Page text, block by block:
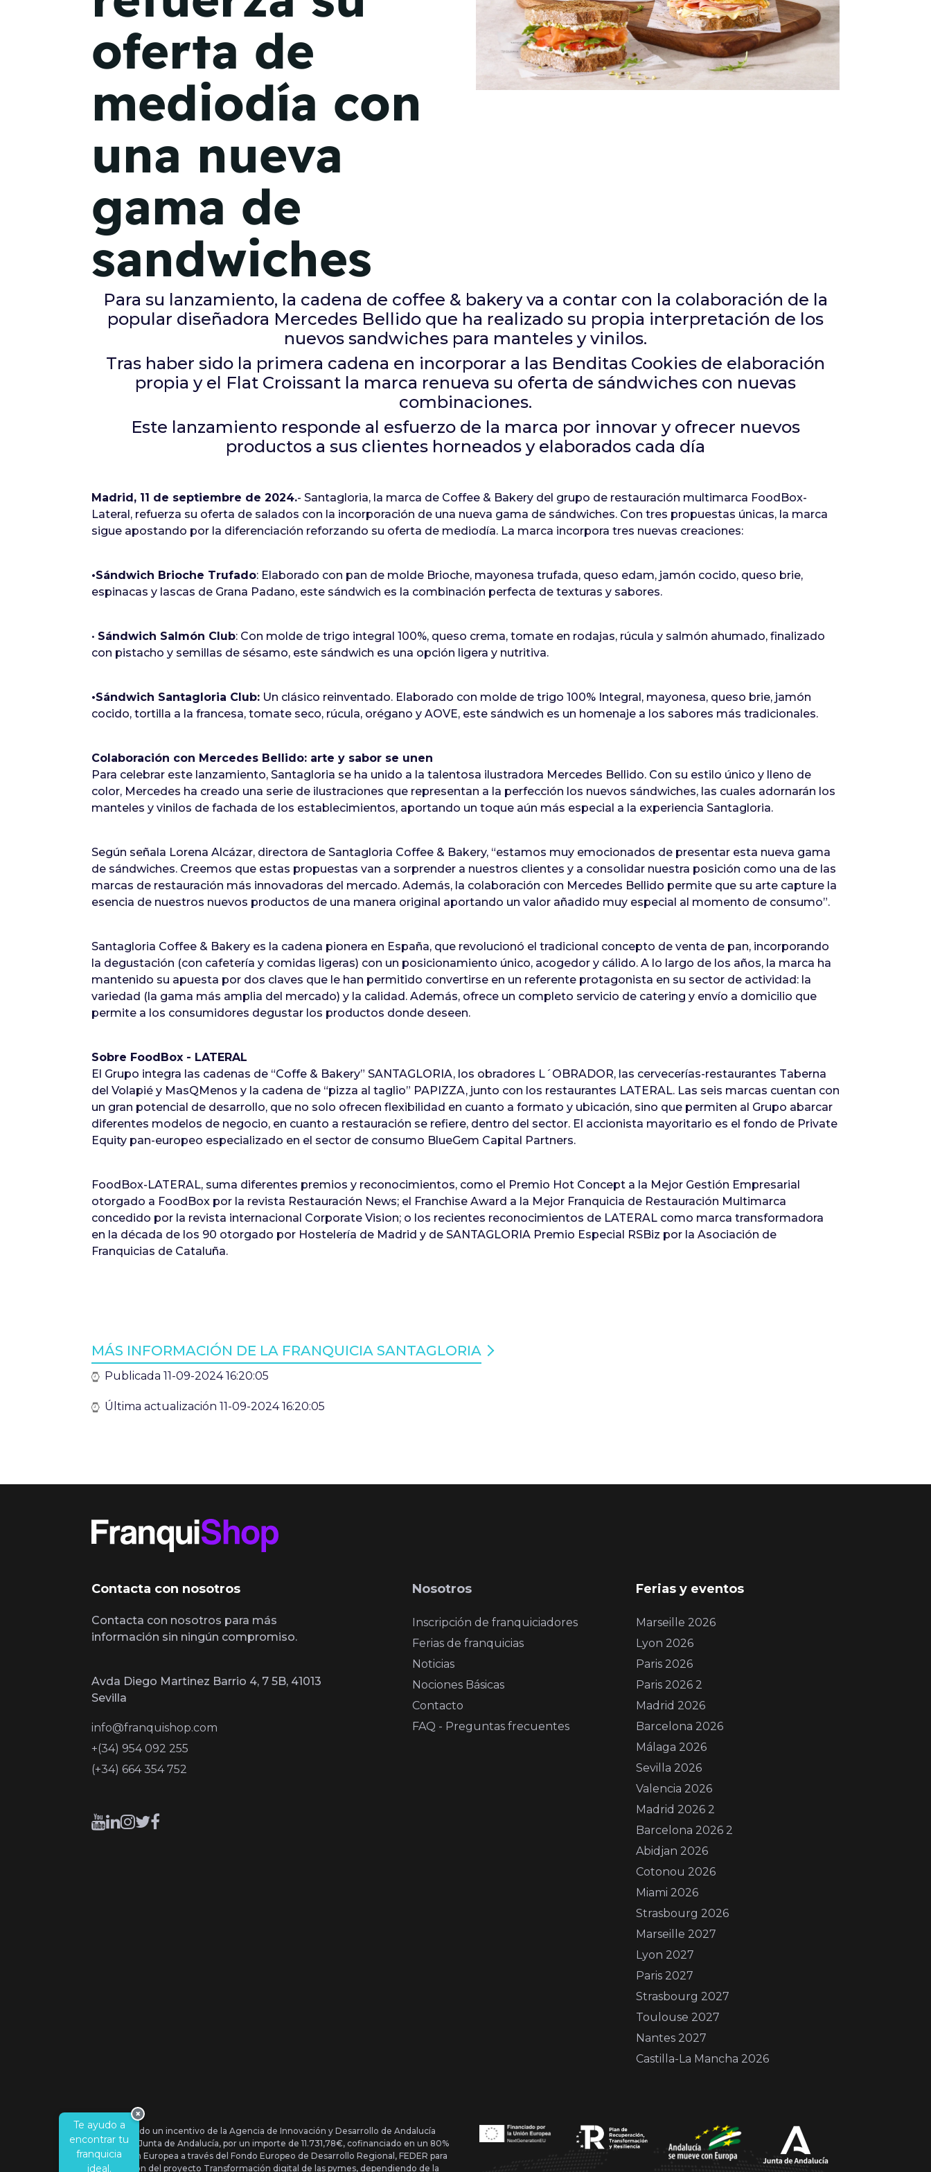
Madrid 2026 2 -08
Infórmate
oferta de
mediodía con
una nueva
gama de
sandwiches
Para su lanzamiento, la cadena de coffee & bakery va a contar con la colaboración de la
popular diseñadora Mercedes Bellido que ha realizado su propia interpretación de los
nuevos sandwiches para manteles y vinilos.
Tras haber sido la primera cadena en incorporar a las Benditas Cookies de elaboración
propia y el Flat Croissant la marca renueva su oferta de sándwiches con nuevas
combinaciones.
Este lanzamiento responde al esfuerzo de la marca por innovar y ofrecer nuevos
productos a sus clientes horneados y elaborados cada día
Madrid, 11 de septiembre de 2024.- Santagloria, la marca de Coffee & Bakery del grupo de restauración multimarca FoodBox-
Lateral, refuerza su oferta de salados con la incorporación de una nueva gama de sándwiches. Con tres propuestas únicas, la marca
sigue apostando por la diferenciación reforzando su oferta de mediodía. La marca incorpora tres nuevas creaciones:
•Sándwich Brioche Trufado: Elaborado con pan de molde Brioche, mayonesa trufada, queso edam, jamón cocido, queso brie,
espinacas y lascas de Grana Padano, este sándwich es la combinación perfecta de texturas y sabores.
• Sándwich Salmón Club: Con molde de trigo integral 100%, queso crema, tomate en rodajas, rúcula y salmón ahumado, finalizado
con pistacho y semillas de sésamo, este sándwich es una opción ligera y nutritiva.
•Sándwich Santagloria Club: Un clásico reinventado. Elaborado con molde de trigo 100% Integral, mayonesa, queso brie, jamón
cocido, tortilla a la francesa, tomate seco, rúcula, orégano y AOVE, este sándwich es un homenaje a los sabores más tradicionales.
Colaboración con Mercedes Bellido: arte y sabor se unen
Para celebrar este lanzamiento, Santagloria se ha unido a la talentosa ilustradora Mercedes Bellido. Con su estilo único y lleno de
color, Mercedes ha creado una serie de ilustraciones que representan a la perfección los nuevos sándwiches, las cuales adornarán los
manteles y vinilos de fachada de los establecimientos, aportando un toque aún más especial a la experiencia Santagloria.
Según señala Lorena Alcázar, directora de Santagloria Coffee & Bakery, “estamos muy emocionados de presentar esta nueva gama
de sándwiches. Creemos que estas propuestas van a sorprender a nuestros clientes y a consolidar nuestra posición como una de las
marcas de restauración más innovadoras del mercado. Además, la colaboración con Mercedes Bellido permite que su arte capture la
esencia de nuestros nuevos productos de una manera original aportando un valor añadido muy especial al momento de consumo”.
Santagloria Coffee & Bakery es la cadena pionera en España, que revolucionó el tradicional concepto de venta de pan, incorporando
la degustación (con cafetería y comidas ligeras) con un posicionamiento único, acogedor y cálido. A lo largo de los años, la marca ha
mantenido su apuesta por dos claves que le han permitido convertirse en un referente protagonista en su sector de actividad: la
variedad (la gama más amplia del mercado) y la calidad. Además, ofrece un completo servicio de catering y envío a domicilio que
permite a los consumidores degustar los productos donde deseen.
Sobre FoodBox - LATERAL
El Grupo integra las cadenas de “Coffe & Bakery” SANTAGLORIA, los obradores L´OBRADOR, las cervecerías-restaurantes Taberna
del Volapié y MasQMenos y la cadena de “pizza al taglio” PAPIZZA, junto con los restaurantes LATERAL. Las seis marcas cuentan con
un gran potencial de desarrollo, que no solo ofrecen flexibilidad en cuanto a formato y ubicación, sino que permiten al Grupo abarcar
diferentes modelos de negocio, en cuanto a restauración se refiere, dentro del sector. El accionista mayoritario es el fondo de Private
Equity pan-europeo especializado en el sector de consumo BlueGem Capital Partners.
FoodBox-LATERAL, suma diferentes premios y reconocimientos, como el Premio Hot Concept a la Mejor Gestión Empresarial
otorgado a FoodBox por la revista Restauración News; el Franchise Award a la Mejor Franquicia de Restauración Multimarca
concedido por la revista internacional Corporate Vision; o los recientes reconocimientos de LATERAL como marca transformadora
en la década de los 90 otorgado por Hostelería de Madrid y de SANTAGLORIA Premio Especial RSBiz por la Asociación de
Franquicias de Cataluña.
MÁS INFORMACIÓN DE LA FRANQUICIA SANTAGLORIA
Publicada 11-09-2024 16:20:05
Última actualización 11-09-2024 16:20:05
Contacta con nosotros
Contacta con nosotros para más
información sin ningún compromiso.
Avda Diego Martinez Barrio 4, 7 5B, 41013
Sevilla
info@franquishop.com
+(34) 954 092 255
(+34) 664 354 752
Nosotros
Inscripción de franquiciadores
Ferias de franquicias
Noticias
Nociones Básicas
Contacto
FAQ - Preguntas frecuentes
Ferias y eventos
Marseille 2026
Lyon 2026
Paris 2026
Paris 2026 2
Madrid 2026
Barcelona 2026
Málaga 2026
Sevilla 2026
Valencia 2026
Madrid 2026 2
Barcelona 2026 2
Abidjan 2026
Cotonou 2026
Miami 2026
Strasbourg 2026
Marseille 2027
Lyon 2027
Paris 2027
Strasbourg 2027
Toulouse 2027
Nantes 2027
Castilla-La Mancha 2026
Se ha recibido un incentivo de la Agencia de Innovación y Desarrollo de Andalucía
IDEA, de la Junta de Andalucía, por un importe de 11.731,78€, cofinanciado en un 80%
por la Unión Europea a través del Fondo Europeo de Desarrollo Regional, FEDER para
la realización del proyecto Transformación digital de las pymes, dependiendo de la
Te ayudo a
encontrar tu
franquicia
ideal.
×